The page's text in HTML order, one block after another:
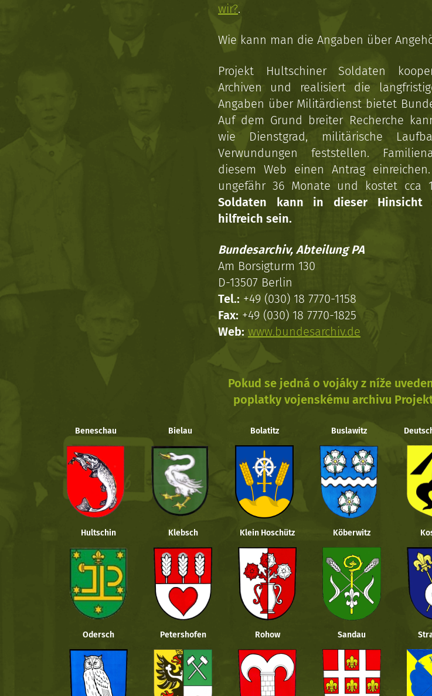
wir?.
Wie kann man die Angaben über
Projekt Hultschiner Soldaten
Archiven und realisiert die
Angaben über Militärdienst bietet
Auf dem Grund breiter Recherche
wie Dienstgrad, militärische
Verwundungen feststellen.
diesem Web einen Antrag
ungefähr 36 Monate und kostet cca
Soldaten kann in dieser Hinsicht
hilfreich sein.
Bundesarchiv, Abteilung PA
Am Borsigturm 130
D-13507 Berlin
Tel.: +49 (030) 18 7770-1158
Fax: +49 (030) 18 7770-1825
Web: www.bundesarchiv.de
Pokud se jedná o vojáky z níže
poplatky vojenskému archivu
Beneschau Bielau Bolatitz Buslawitz
Hultschin Klebsch Klein Hoschütz Köberwitz
Odersch Petershofen Rohow Sandau